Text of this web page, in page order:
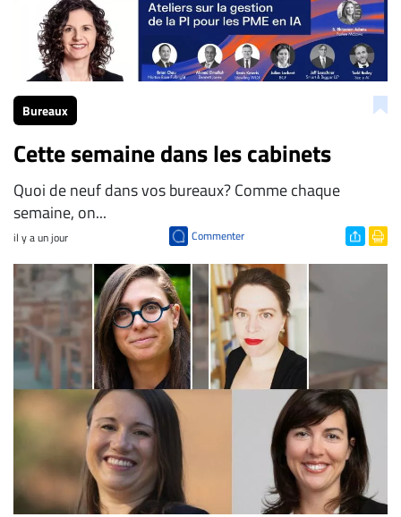
Bureaux
Cette semaine dans les cabinets
Quoi de neuf dans vos bureaux? Comme chaque
semaine, on...
il y a un jour Commenter